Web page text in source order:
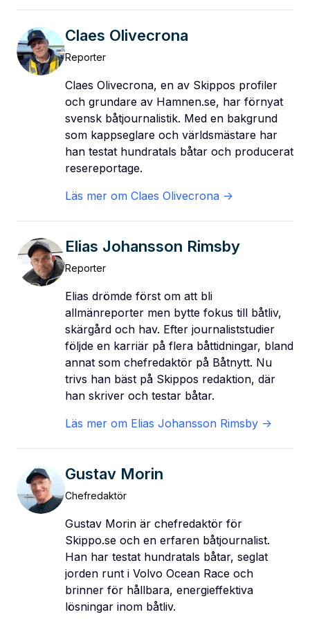
Claes Olivecrona
Reporter
Claes Olivecrona, en av Skippos profiler
och grundare av Hamnen.se, har förnyat
svensk båtjournalistik. Med en bakgrund
som kappseglare och världsmästare har
han testat hundratals båtar och producerat
resereportage.
Läs mer om Claes Olivecrona ->
Elias Johansson Rimsby
Reporter
Elias drömde först om att bli
allmänreporter men bytte fokus till båtliv,
skärgård och hav. Efter journaliststudier
följde en karriär på flera båttidningar, bland
annat som chefredaktör på Båtnytt. Nu
trivs han bäst på Skippos redaktion, där
han skriver och testar båtar.
Läs mer om Elias Johansson Rimsby ->
Gustav Morin
Chefredaktör
Gustav Morin är chefredaktör för
Skippo.se och en erfaren båtjournalist.
Han har testat hundratals båtar, seglat
jorden runt i Volvo Ocean Race och
brinner för hållbara, energieffektiva
lösningar inom båtliv.